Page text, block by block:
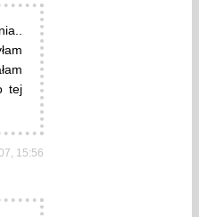
tej
15:56